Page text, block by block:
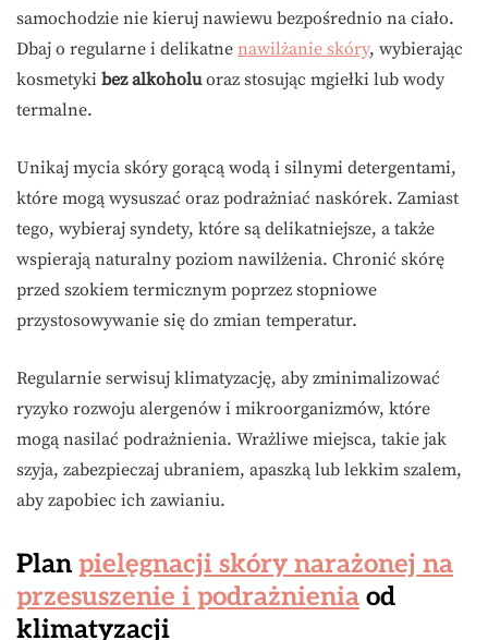
samochodzie nie kieruj nawiewu bezpośrednio na ciało.
Dbaj o regularne i delikatne nawilżanie skóry, wybierając
kosmetyki bez alkoholuoraz stosując mgiełki lub wody
termalne.
Unikaj mycia skóry gorącą wodą i silnymi detergentami,
które mogą wysuszać oraz podrażniać naskórek. Zamiast
tego, wybieraj syndety, które są delikatniejsze, a także
wspierają naturalny poziom nawilżenia. Chronić skórę
przed szokiem termicznym poprzez stopniowe
przystosowywanie się do zmian temperatur.
Regularnie serwisuj klimatyzację, aby zminimalizować
ryzyko rozwoju alergenów i mikroorganizmów, które
mogą nasilać podrażnienia. Wrażliwe miejsca, takie jak
szyja, zabezpieczaj ubraniem, apaszką lub lekkim szalem,
aby zapobiec ich zawianiu.
Plan pielęgnacji skóry narażonej na
przesuszenie i podrażnienia od
klimatyzacji